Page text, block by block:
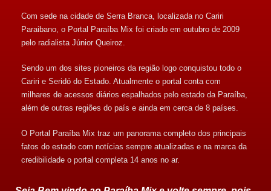
Com sede na cidade de Serra Branca, localizada no Cariri
Paraibano, o Portal Paraíba Mix foi criado em outubro de 2009
pelo radialista Júnior Queiroz.
Sendo um dos sites pioneiros da região logo conquistou todo o
Cariri e Seridó do Estado. Atualmente o portal conta com
milhares de acessos diários espalhados pelo estado da Paraíba,
além de outras regiões do país e ainda em cerca de 8 países.
O Portal Paraíba Mix traz um panorama completo dos principais
fatos do estado com notícias sempre atualizadas e na marca da
credibilidade o portal completa 14 anos no ar.